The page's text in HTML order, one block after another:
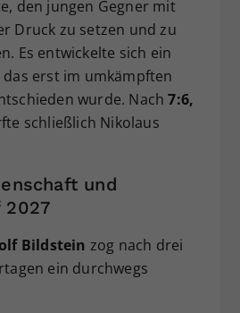
den jungen Gegner mit
Druck zu setzen und zu
Es entwickelte sich ein
das erst im umkämpften
wurde. Nach7:6,
schließlich Nikolaus
und
2027
Bildstein zog nach drei
ein durchwegs